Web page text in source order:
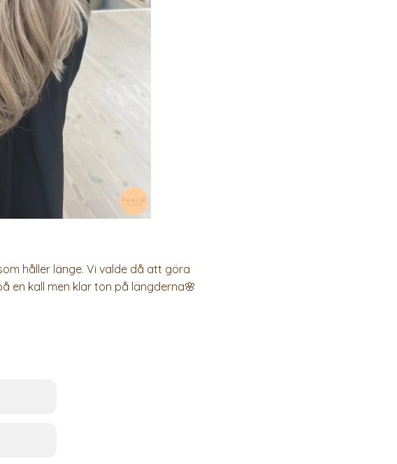
håller länge. Vi valde då att göra
en kall men klar ton på längderna🌸